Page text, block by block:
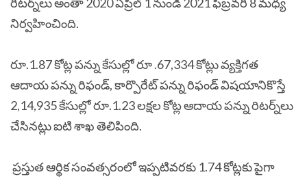
రిటర్న్‌లు అంతా 2020 ఏప్రిల్ 1 నుండి 2021 ఫిబ్రవరి 8 మధ్య
నిర్వహించింది.
రూ.1.87 కోట్ల పన్ను కేసుల్లో రూ .67,334 కోట్లు వ్యక్తిగత
ఆదాయ పన్ను రిఫండ్, కార్పొరేట్ పన్ను రిఫండ్ విషయానికొస్తే
2,14,935 కేసుల్లో రూ.1.23 లక్షల కోట్ల ఆదాయ పన్ను రిటర్న్‌లు
చేసినట్లు ఐటి శాఖ తెలిపింది.
ప్రస్తుత ఆర్థిక సంవత్సరంలో ఇప్పటివరకు 1.74 కోట్లకు పైగా